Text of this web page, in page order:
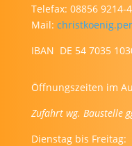
Telefax: 08856 9214-
Mail:
IBAN DE 54 7035
Öffnungszeiten im
Zufahrt wg. Baustelle
Dienstag bis Freitag: